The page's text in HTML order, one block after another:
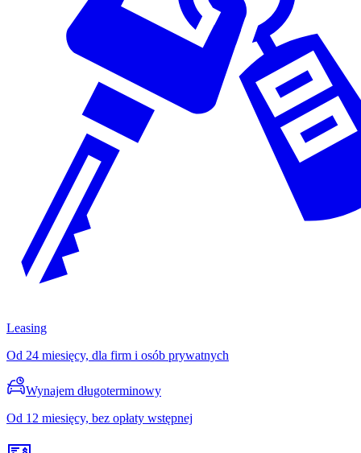
Leasing
Od 24 miesięcy, dla firm i osób prywatnych
Wynajem długoterminowy
Od 12 miesięcy, bez opłaty wstępnej